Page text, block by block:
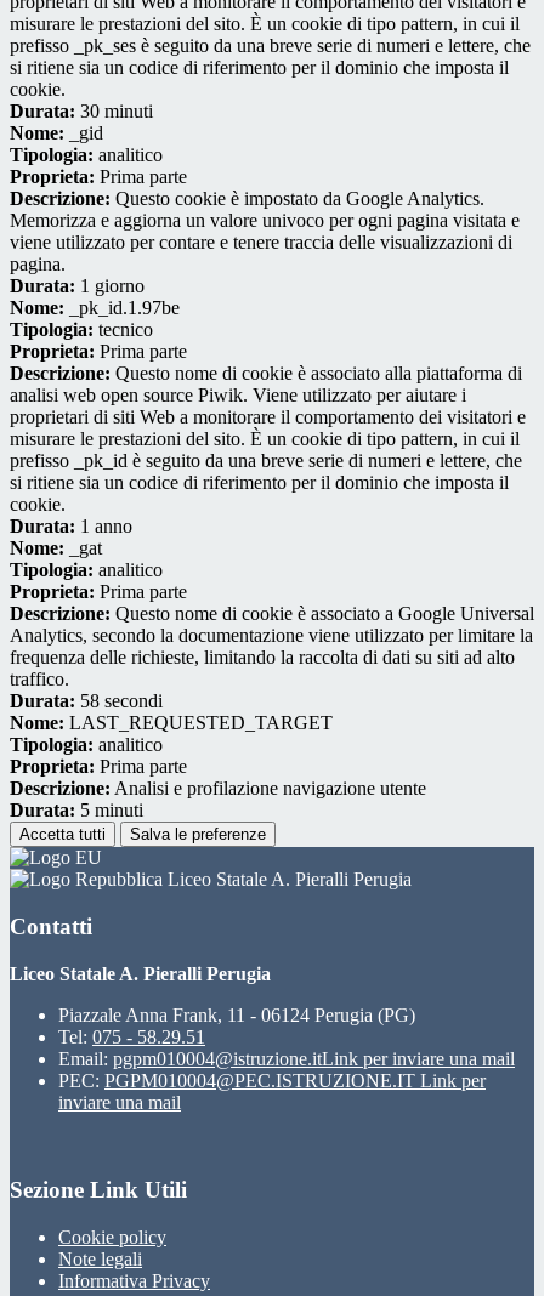
misurare le prestazioni del sito. È un cookie di tipo pattern, in cui il
prefisso _pk_ses è seguito da una breve serie di numeri e lettere, che
si ritiene sia un codice di riferimento per il dominio che imposta il
cookie.
Durata: 30 minuti
Nome: _gid
Tipologia: analitico
Proprieta: Prima parte
Descrizione: Questo cookie è impostato da Google Analytics.
Memorizza e aggiorna un valore univoco per ogni pagina visitata e
viene utilizzato per contare e tenere traccia delle visualizzazioni di
pagina.
Durata: 1 giorno
Nome: _pk_id.1.97be
Tipologia: tecnico
Proprieta: Prima parte
Descrizione: Questo nome di cookie è associato alla piattaforma di
analisi web open source Piwik. Viene utilizzato per aiutare i
proprietari di siti Web a monitorare il comportamento dei visitatori e
misurare le prestazioni del sito. È un cookie di tipo pattern, in cui il
prefisso _pk_id è seguito da una breve serie di numeri e lettere, che
si ritiene sia un codice di riferimento per il dominio che imposta il
cookie.
Durata: 1 anno
Nome: _gat
Tipologia: analitico
Proprieta: Prima parte
Descrizione: Questo nome di cookie è associato a Google Universal
Analytics, secondo la documentazione viene utilizzato per limitare la
frequenza delle richieste, limitando la raccolta di dati su siti ad alto
traffico.
Durata: 58 secondi
Nome: LAST_REQUESTED_TARGET
Tipologia: analitico
Proprieta: Prima parte
Descrizione: Analisi e profilazione navigazione utente
Durata: 5 minuti
Accetta tutti Salva le preferenze
Liceo Statale A. Pieralli Perugia
Contatti
Liceo Statale A. Pieralli Perugia
Piazzale Anna Frank, 11 - 06124 Perugia (PG)
Tel: 075 - 58.29.51
Email: pgpm010004@istruzione.itLink per inviare una mail
PEC: PGPM010004@PEC.ISTRUZIONE.IT Link per
inviare una mail
Sezione Link Utili
Cookie policy
Note legali
Informativa Privacy